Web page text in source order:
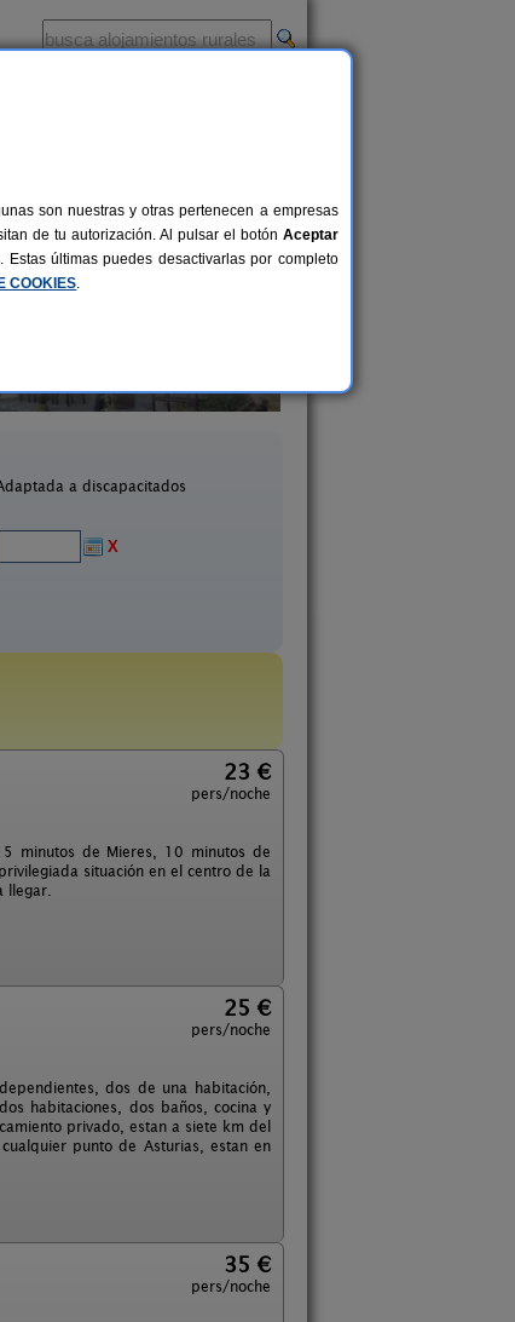
a discapacitados
X
23 €
pers/noche
minutos de Mieres, 10 minutos de
situación en el centro de la
llegar.
25 €
pers/noche
dos de una habitación,
habitaciones, dos baños, cocina y
privado, estan a siete km del
punto de Asturias, estan en
35 €
pers/noche
son nuestras y otras pertenecen a empresas
de tu autorización. Al pulsar el botón Aceptar
últimas puedes desactivarlas por completo
COOKIES.